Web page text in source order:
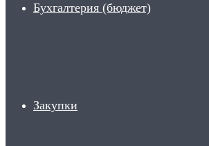
Бухгалтерия (бюджет)
Закупки